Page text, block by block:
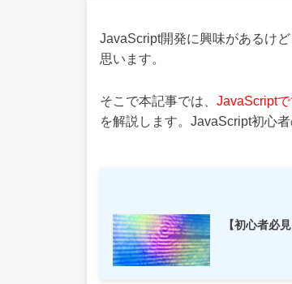
JavaScript開発に興味があるけ
思います。
そこで本記事では、 JavaScript
を解説します。JavaScript初心
【初心者必